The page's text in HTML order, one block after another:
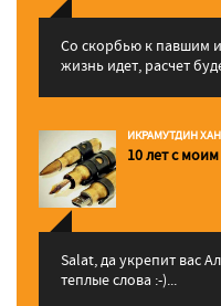
Со скорбью к павшим
жизнь идет, расчет
ИКРАМУТДИН ХАН
10 лет с
Salat, да укрепит вас
теплые слова :-)...